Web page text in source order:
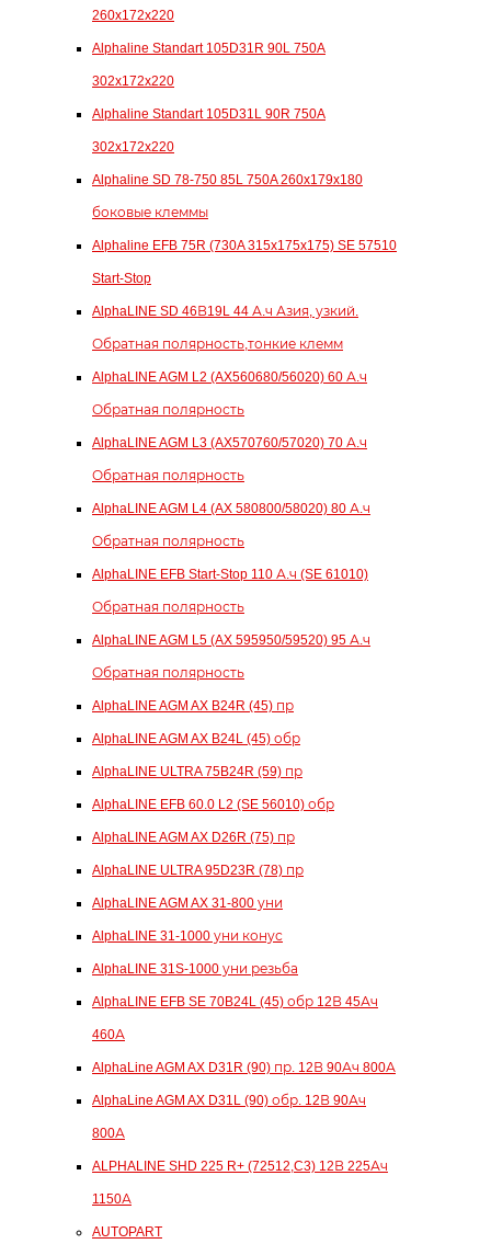
260x172x220
Alphaline Standart 105D31R 90L 750A
302x172x220
Alphaline Standart 105D31L 90R 750A
302x172x220
Alphaline SD 78-750 85L 750A 260x179x180
боковые клеммы
Alphaline EFB 75R (730A 315x175x175) SE 57510
Start-Stop
AlphaLINE SD 46В19L 44 А.ч Азия, узкий.
Обратная полярность,тонкие клемм
AlphaLINE AGM L2 (AX560680/56020) 60 А.ч
Обратная полярность
AlphaLINE AGM L3 (AX570760/57020) 70 А.ч
Обратная полярность
AlphaLINE AGM L4 (AX 580800/58020) 80 А.ч
Обратная полярность
AlphaLINE EFB Start-Stop 110 А.ч (SE 61010)
Обратная полярность
AlphaLINE AGM L5 (AX 595950/59520) 95 А.ч
Обратная полярность
AlphaLINE AGM AX B24R (45) пр
AlphaLINE AGM AX B24L (45) обр
AlphaLINE ULTRA 75B24R (59) пр
AlphaLINE EFB 60.0 L2 (SE 56010) обр
AlphaLINE AGM AX D26R (75) пр
AlphaLINE ULTRA 95D23R (78) пр
AlphaLINE AGM AX 31-800 уни
AlphaLINE 31-1000 уни конус
AlphaLINE 31S-1000 уни резьба
AlphaLINE EFB SE 70B24L (45) обр 12В 45Ач
460А
AlphaLine AGM AX D31R (90) пр. 12В 90Ач 800А
AlphaLine AGM AX D31L (90) обр. 12В 90Ач
800А
ALPHALINE SHD 225 R+ (72512,C3) 12В 225Ач
1150А
AUTOPART